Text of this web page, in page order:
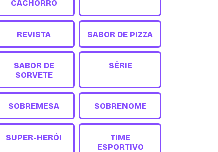
CACHORRO
REVISTA SABOR DE PIZZA
SABOR DE
SORVETE
SÉRIE
SOBREMESA SOBRENOME
SUPER-HERÓI
TIME
ESPORTIVO